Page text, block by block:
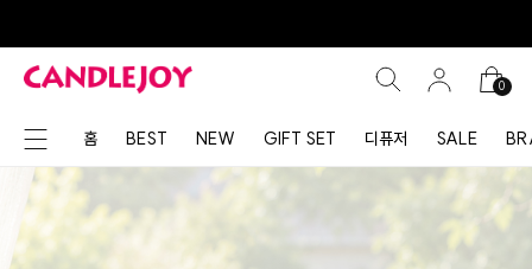
0
홈 BEST NEW GIFT SET 디퓨저 SALE